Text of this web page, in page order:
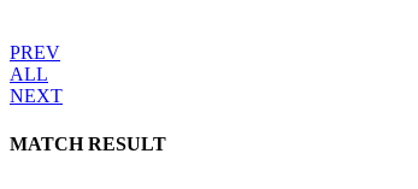
PREV
ALL
NEXT
MATCH RESULT